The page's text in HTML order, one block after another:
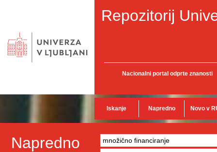
Repozitorij
Nacionalni portal odprte znanosti
Iskanje Napredno Novo v
Napredno